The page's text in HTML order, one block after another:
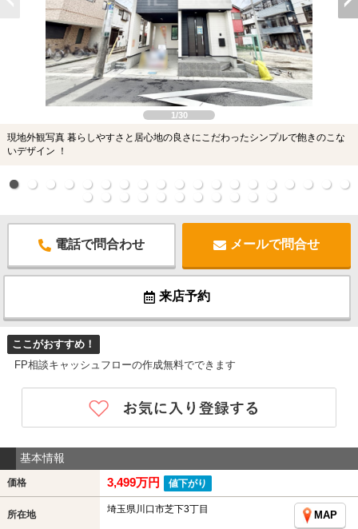
1/30
現地外観写真 暮らしやすさと居心地の良さにこだわったシンプルで飽きのこな
いデザイン ！
電話で問合わせ メールで問合せ
来店予約
ここがおすすめ！
FP相談キャッシュフローの作成無料でできます
基本情報
価格 3,499万円 値下がり
所在地 埼玉県川口市芝下3丁目
MAP